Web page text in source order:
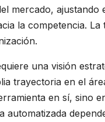
mercado,
la competencia.
una visión
trayectoria en el
en sí, sino